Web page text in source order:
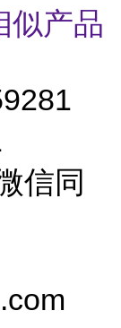
似产品
信同